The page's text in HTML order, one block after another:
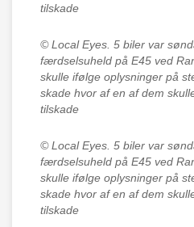
tilskade
© Local Eyes. 5 biler var
færdselsuheld på E45 ved
skulle ifølge oplysninger på
skade hvor af en af dem
tilskade
© Local Eyes. 5 biler var
færdselsuheld på E45 ved
skulle ifølge oplysninger på
skade hvor af en af dem
tilskade